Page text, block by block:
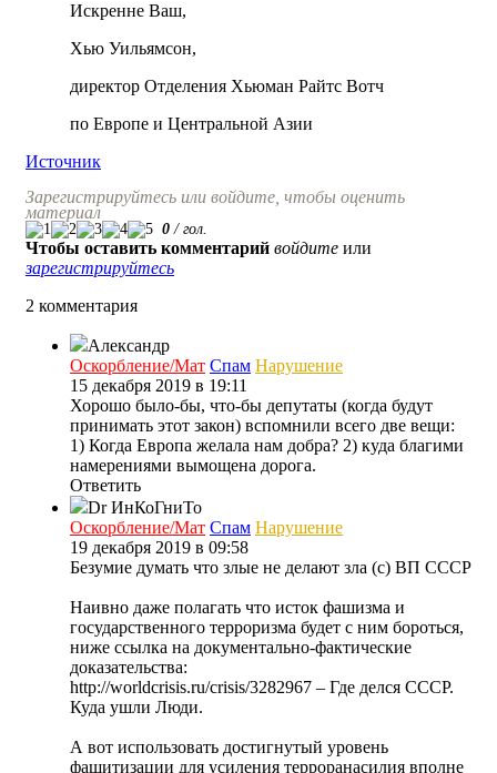
Искренне Ваш,
Хью Уильямсон,
директор Отделения Хьюман Райтс Вотч
по Европе и Центральной Азии
Источник
Зарегистрируйтесь или войдите, чтобы оценить
материал
0 / гол.
Чтобы оставить комментарий войдите или
зарегистрируйтесь
2 комментария
Александр
Оскорбление/Мат Спам Нарушение
15 декабря 2019 в 19:11
Хорошо было-бы, что-бы депутаты (когда будут
принимать этот закон) вспомнили всего две вещи:
1) Когда Европа желала нам добра? 2) куда благими
намерениями вымощена дорога.
Ответить
Dr ИнКоГниТо
Оскорбление/Мат Спам Нарушение
19 декабря 2019 в 09:58
Безумие думать что злые не делают зла (с) ВП СССР
Наивно даже полагать что исток фашизма и
государственного терроризма будет с ним бороться,
ниже ссылка на документально-фактические
доказательства:
http://worldcrisis.ru/crisis/3282967 – Где делся СССР.
Куда ушли Люди.
А вот использовать достигнутый уровень
фашитизации для усиления терроранасилия вполне